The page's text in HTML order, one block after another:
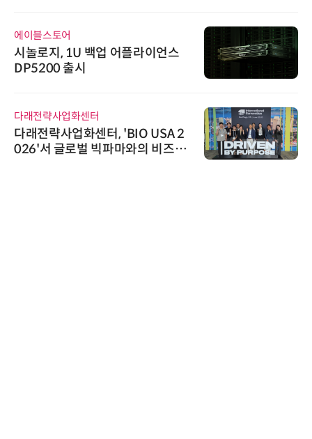
에이블스토어
시놀로지, 1U 백업 어플라이언스
DP5200 출시
다래전략사업화센터
다래전략사업화센터, 'BIO USA 2
026'서 글로벌 빅파마와의 비즈니